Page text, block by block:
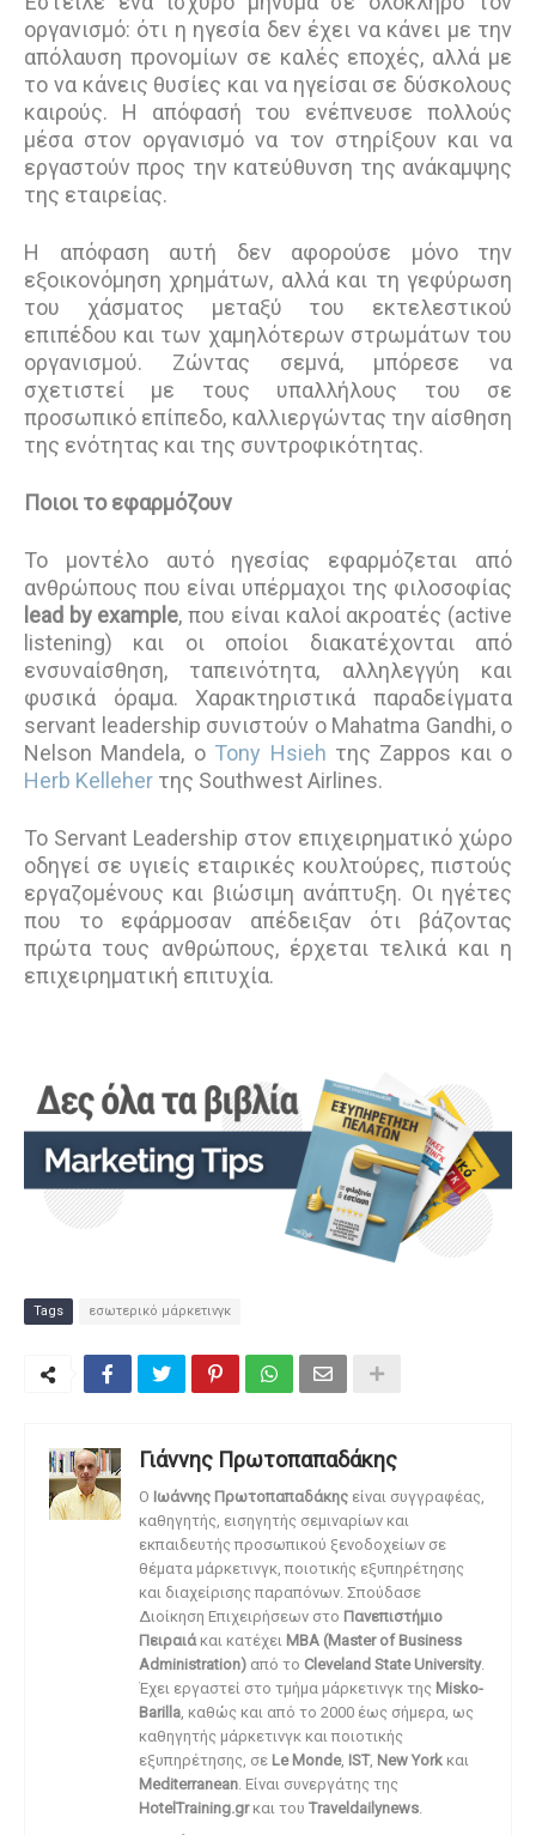
οργανισμό: ότι η ηγεσία δεν έχει να κάνει με την
απόλαυση προνομίων σε καλές εποχές, αλλά με
τo να κάνεις θυσίες και να ηγείσαι σε δύσκολους
καιρούς. Η απόφασή του ενέπνευσε πολλούς
μέσα στον οργανισμό να τον στηρίξουν και να
εργαστούν προς την κατεύθυνση της ανάκαμψης
της εταιρείας.
Η απόφαση αυτή δεν αφορούσε μόνο την
εξοικονόμηση χρημάτων, αλλά και τη γεφύρωση
του χάσματος μεταξύ του εκτελεστικού
επιπέδου και των χαμηλότερων στρωμάτων του
οργανισμού. Ζώντας σεμνά, μπόρεσε να
σχετιστεί με τους υπαλλήλους του σε
προσωπικό επίπεδο, καλλιεργώντας την αίσθηση
της ενότητας και της συντροφικότητας.
Ποιοι το εφαρμόζουν
Το μοντέλο αυτό ηγεσίας εφαρμόζεται από
ανθρώπους που είναι υπέρμαχοι της φιλοσοφίας
lead by example, που είναι καλοί ακροατές (active
listening) και οι οποίοι διακατέχονται από
ενσυναίσθηση, ταπεινότητα, αλληλεγγύη και
φυσικά όραμα. Χαρακτηριστικά παραδείγματα
servant leadership συνιστούν ο Mahatma Gandhi, ο
Nelson Mandela, ο Tony Hsieh της Zappos και ο
Herb Kelleher της Southwest Airlines.
Το Servant Leadership στον επιχειρηματικό χώρο
οδηγεί σε υγιείς εταιρικές κουλτούρες, πιστούς
εργαζομένους και βιώσιμη ανάπτυξη. Οι ηγέτες
που το εφάρμοσαν απέδειξαν ότι βάζοντας
πρώτα τους ανθρώπους, έρχεται τελικά και η
επιχειρηματική επιτυχία.
Tags εσωτερικό μάρκετινγκ
Γιάννης Πρωτοπαπαδάκης
O Ιωάννης Πρωτοπαπαδάκης είναι συγγραφέας,
καθηγητής, εισηγητής σεμιναρίων και
εκπαιδευτής προσωπικού ξενοδοχείων σε
θέματα μάρκετινγκ, ποιοτικής εξυπηρέτησης
και διαχείρισης παραπόνων. Σπούδασε
Διοίκηση Επιχειρήσεων στο Πανεπιστήμιο
Πειραιάκαι κατέχει MBA (Master of Business
Administration) από το Cleveland State University.
Έχει εργαστεί στο τμήμα μάρκετινγκ της Misko-
Barilla, καθώς και από το 2000 έως σήμερα, ως
καθηγητής μάρκετινγκ και ποιοτικής
εξυπηρέτησης, σε Le Monde, IST, New York και
Mediterranean. Είναι συνεργάτης της
HotelTraining.grκαι του Traveldailynews.